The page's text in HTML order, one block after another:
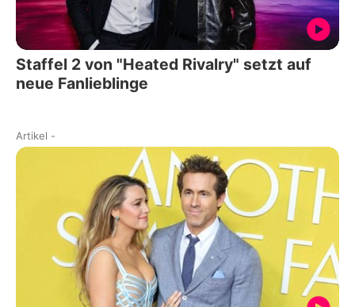
Staffel 2 von "Heated Rivalry" setzt auf
neue Fanlieblinge
Artikel -